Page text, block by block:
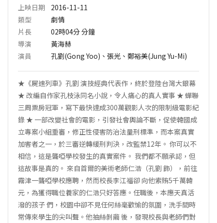
上映日期
2016-11-11
類型
劇情
片長
02時04分分鐘
導演
黃海赫
演員
孔劉(Gong Yoo)、張光、鄭裕美(Jung Yu-Mi)
★《屍速列車》孔劉 演技經典代表作，終於登陸台灣大銀幕
★ 改編自作家孔枝泳同名小說，令人痛心的真人實事 ★ 蟬聯
三周票房冠軍，寫下最快達成300萬觀影人次的限制級電影紀
錄 ★ 一部改變社會的電影，引發社會輿論不斷，促使韓國成
立專案小組重審，修正性侵害防治法量刑標準，而本案真實
加害者之一，於三審逆轉緩刑判決，改監禁12年。 你可以不
相信，這是聾啞學校發生的真實案件。 我們都不願承認，但
這故事是真的。 來自首爾的美術老師仁浩（孔劉 飾），前往
霧津一聾啞學校應聘，然而校長李江福卻 向他索賄5千萬韓
元，為獲得職位養家的仁浩只好答應。任職後，本應天真活
潑的孩子 們，校園中卻不見任何絲毫歡愉的氛圍，洗手間時
常傳來學生的尖叫聲。他抽絲剝繭 後，發現校長與老師們對